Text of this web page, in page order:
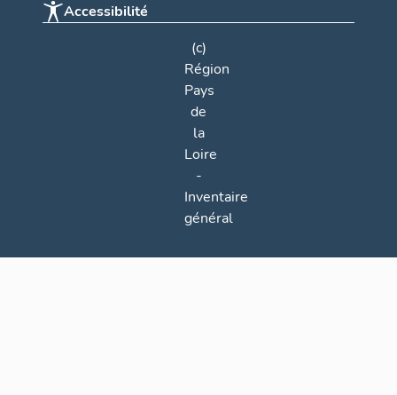
Accessibilité
(c)
Région
Pays
de
la
Loire
-
Inventaire
général